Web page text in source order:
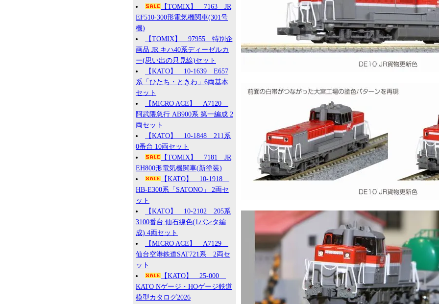
【TOMIX】 7163 JR
EF510-300形電気機関車(301号
機)
【TOMIX】 97955 特別企
画品 JR キハ40系ディーゼルカ
ー(思い出の只見線)セット
【KATO】 10-1639 E657
系「ひたち・ときわ」6両基本
セット
【MICRO ACE】 A7120
阿武隈急行 AB900系 第一編成 2
両セット
【KATO】 10-1848 211系
0番台 10両セット
【TOMIX】 7181 JR
EH800形電気機関車(新塗装)
【KATO】 10-1918
HB-E300系「SATONO」 2両セ
ット
【KATO】 10-2102 205系
3100番台 仙石線色(1パンタ編
成) 4両セット
【MICRO ACE】 A7129
仙台空港鉄道SAT721系 2両セ
ット
【KATO】 25-000
KATO Nゲージ・HOゲージ鉄道
模型カタログ2026